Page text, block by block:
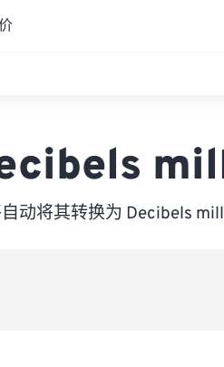
动将其转换为 Decibels